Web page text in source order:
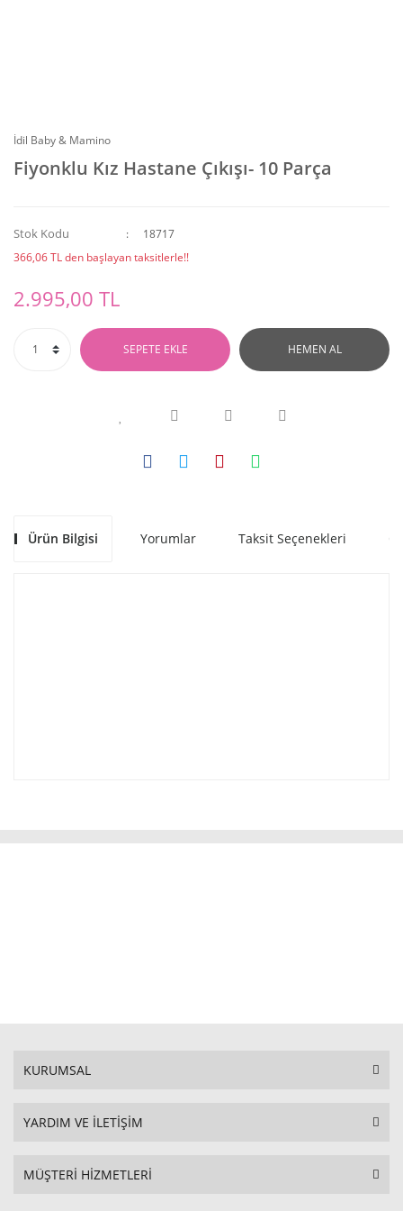
İdil Baby & Mamino
Fiyonklu Kız Hastane Çıkışı- 10 Parça
Stok Kodu
18717
366,06 TL den başlayan taksitlerle!!
2.995,00 TL
SEPETE EKLE HEMEN AL
Ürün Bilgisi Yorumlar Taksit Seçenekleri
KURUMSAL
YARDIM VE İLETİŞİM
MÜŞTERİ HİZMETLERİ